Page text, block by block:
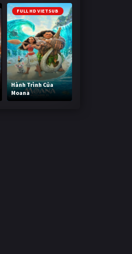
FULL HD VIETSUB
Hành Trình Của
Moana
485,821 lượt xem